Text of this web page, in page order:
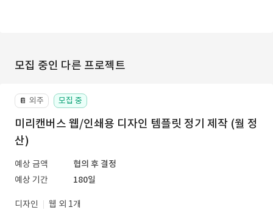
모집 중인 다른 프로젝트
📔 외주 모집 중
미리캔버스 웹/인쇄용 디자인 템플릿 정기 제작 (월 정
산)
예상 금액
협의 후 결정
예상 기간
180일
디자인
웹 외 1개